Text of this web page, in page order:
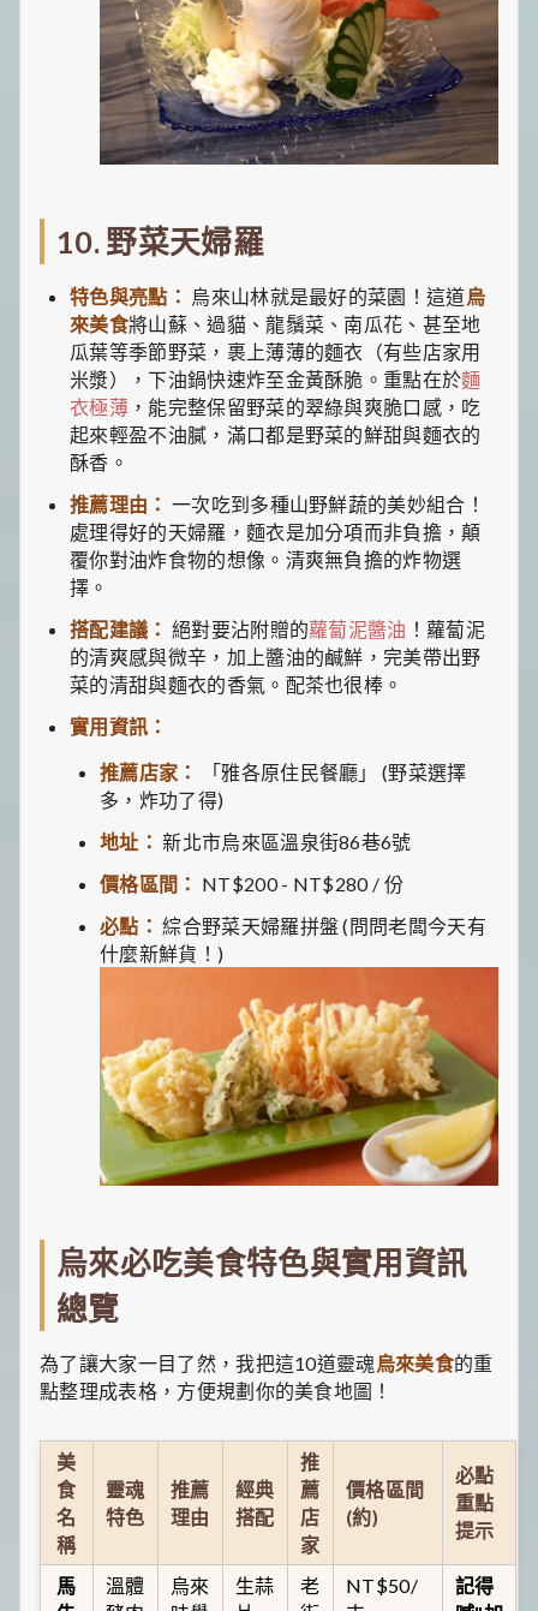
10. 野菜天婦羅
特色與亮點： 烏來山林就是最好的菜園！這道烏
來美食將山蘇、過貓、龍鬚菜、南瓜花、甚至地
瓜葉等季節野菜，裹上薄薄的麵衣（有些店家用
米漿），下油鍋快速炸至金黃酥脆。重點在於麵
衣極薄，能完整保留野菜的翠綠與爽脆口感，吃
起來輕盈不油膩，滿口都是野菜的鮮甜與麵衣的
酥香。
推薦理由： 一次吃到多種山野鮮蔬的美妙組合！
處理得好的天婦羅，麵衣是加分項而非負擔，顛
覆你對油炸食物的想像。清爽無負擔的炸物選
擇。
搭配建議： 絕對要沾附贈的蘿蔔泥醬油 ！蘿蔔泥
的清爽感與微辛，加上醬油的鹹鮮，完美帶出野
菜的清甜與麵衣的香氣。配茶也很棒。
實用資訊：
推薦店家：
「雅各原住民餐廳」 (野菜選擇
多，炸功了得)
地址： 新北市烏來區溫泉街86巷6號
價格區間： NT$200 - NT$280 / 份
必點： 綜合野菜天婦羅拼盤 (問問老闆今天有
什麼新鮮貨！)
烏來必吃美食特色與實用資訊
總覽
為了讓大家一目了然，我把這10道靈魂 烏來美食的重
點整理成表格，方便規劃你的美食地圖！
美
食
名
稱
靈魂
特色
推薦
理由
經典
搭配
推
薦
店
家
價格區間
(約)
必點
重點
提示
馬
溫體
烏來
生蒜
老
NT$50/
記得